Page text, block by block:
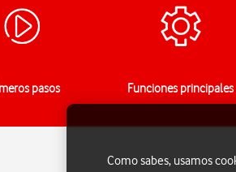
pasos Funciones principales
Como sabes, usamos